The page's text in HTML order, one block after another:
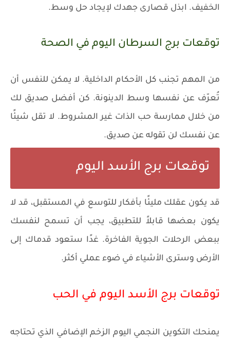
الخفيف. ابذل قصارى جهدك لإيجاد حل وسط.
توقعات برج السرطان اليوم في الصحة
من المهم تجنب كل الأحكام الداخلية. لا يمكن للنفس أن
تُعرّف عن نفسها وسط الدينونة. كن أفضل صديق لك
من خلال ممارسة حب الذات غير المشروط. لا تقل شيئًا
عن نفسك لن تقوله عن صديق.
توقعات برج الأسد اليوم
قد يكون عقلك مليئًا بأفكار للتوسع في المستقبل، قد لا
يكون بعضها قابلاً للتطبيق، يجب أن تسمح لنفسك
ببعض الرحلات الجوية الفاخرة. غدًا ستعود قدماك إلى
الأرض وسترى الأشياء في ضوء عملي أكثر.
توقعات برج الأسد اليوم في الحب
يمنحك التكوين النجمي اليوم الزخم الإضافي الذي تحتاجه